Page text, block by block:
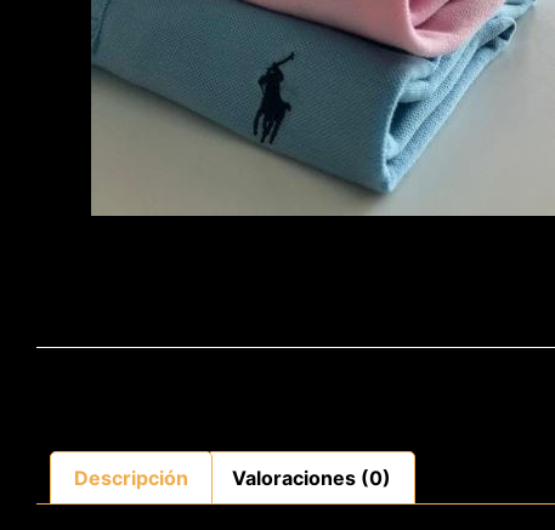
Descripción Valoraciones (0)